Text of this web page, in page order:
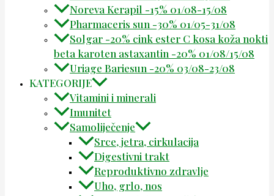
Noreva Kerapil -15% 01/08-15/08
Pharmaceris sun -30% 01/05-31/08
Solgar -20% cink ester C kosa koža nokti
beta karoten astaxantin -20% 01/08/15/08
Uriage Bariesun -20% 03/08-23/08
KATEGORIJE
Vitamini i minerali
Imunitet
Samoliječenje
Srce, jetra, cirkulacija
Digestivni trakt
Reproduktivno zdravlje
Uho, grlo, nos